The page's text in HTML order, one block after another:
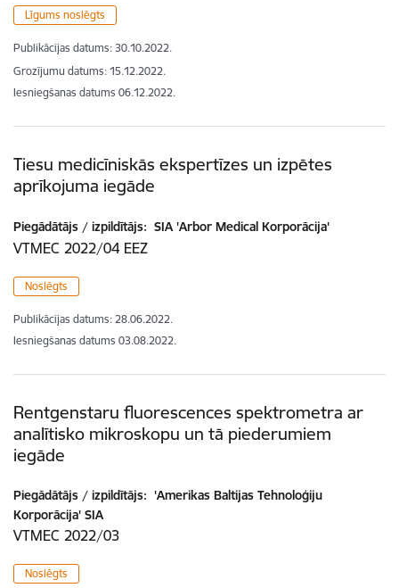
Līgums noslēgts
Publikācijas datums: 30.10.2022.
Grozījumu datums: 15.12.2022.
Iesniegšanas datums 06.12.2022.
Tiesu medicīniskās ekspertīzes un izpētes
aprīkojuma iegāde
Piegādātājs / izpildītājs: SIA 'Arbor Medical Korporācija'
VTMEC 2022/04 EEZ
Noslēgts
Publikācijas datums: 28.06.2022.
Iesniegšanas datums 03.08.2022.
Rentgenstaru fluorescences spektrometra ar
analītisko mikroskopu un tā piederumiem
iegāde
Piegādātājs / izpildītājs: 'Amerikas Baltijas Tehnoloģiju
Korporācija' SIA
VTMEC 2022/03
Noslēgts